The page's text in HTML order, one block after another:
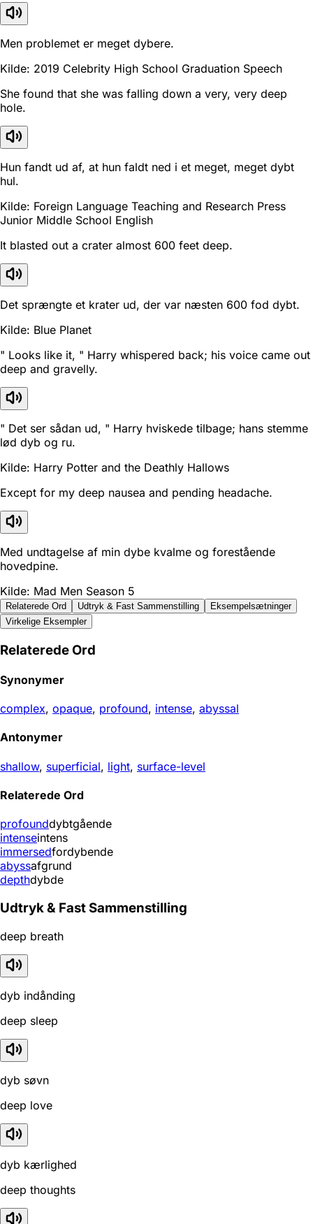
Men problemet er meget dybere.
Kilde: 2019 Celebrity High School Graduation Speech
She found that she was falling down a very, very deep
hole.
Hun fandt ud af, at hun faldt ned i et meget, meget dybt
hul.
Kilde: Foreign Language Teaching and Research Press
Junior Middle School English
It blasted out a crater almost 600 feet deep.
Det sprængte et krater ud, der var næsten 600 fod dybt.
Kilde: Blue Planet
" Looks like it, " Harry whispered back; his voice came out
deep and gravelly.
" Det ser sådan ud, " Harry hviskede tilbage; hans stemme
lød dyb og ru.
Kilde: Harry Potter and the Deathly Hallows
Except for my deep nausea and pending headache.
Med undtagelse af min dybe kvalme og forestående
hovedpine.
Kilde: Mad Men Season 5
Relaterede Ord Udtryk & Fast Sammenstilling
Eksempelsætninger
Virkelige Eksempler
Relaterede Ord
Synonymer
complex, opaque, profound, intense, abyssal
Antonymer
shallow, superficial, light, surface-level
Relaterede Ord
profounddybtgående
intenseintens
immersedfordybende
abyssafgrund
depthdybde
Udtryk & Fast Sammenstilling
deep breath
dyb indånding
deep sleep
dyb søvn
deep love
dyb kærlighed
deep thoughts